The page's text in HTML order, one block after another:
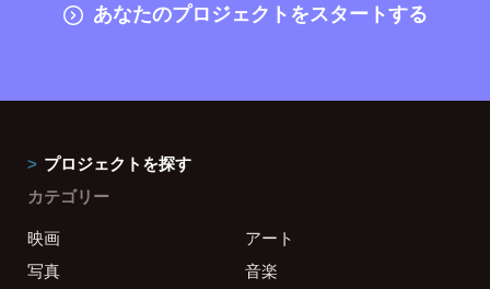
あなたのプロジェクトをスタートする
プロジェクトを探す
カテゴリー
映画
アート
写真
音楽